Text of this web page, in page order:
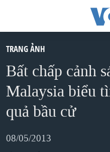
dẫn
truy
cập
Tới
dung
chính
Tới
TRANG CHỦ
VIỆT NAM
HOA KỲ
BIỂN ĐÔNG
BLOG
TRANG ẢNH
Bất chấp cảnh
Malaysia biểu
quả bầu cử
08/05/2013